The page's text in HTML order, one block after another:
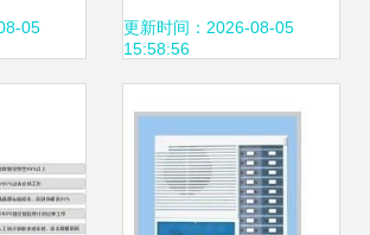
运行
05
赋能冷链物流新篇
更新时间：2026-08-05
15:58:56